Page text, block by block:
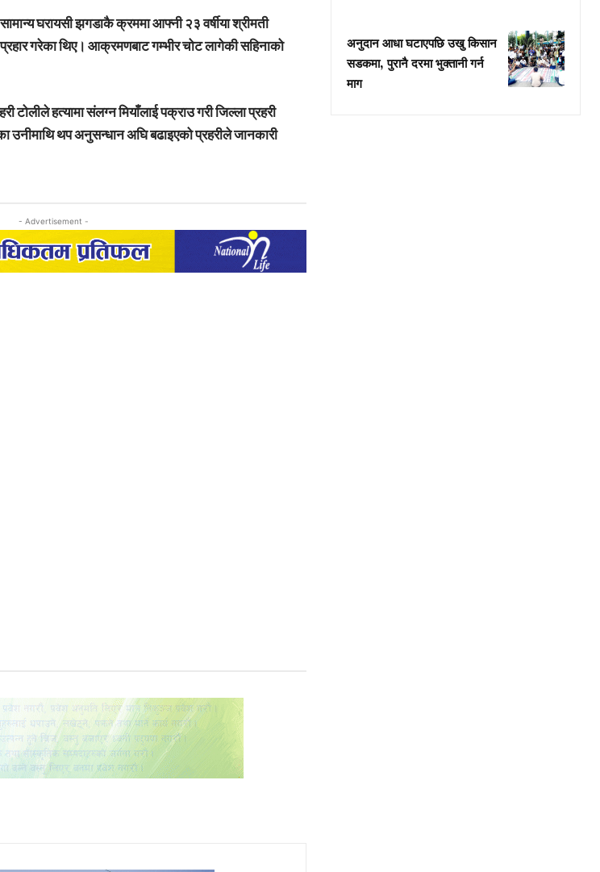
घरायसी झगडाकै क्रममा आफ्नी २३ वर्षीया श्रीमती
प्रहार गरेका थिए। आक्रमणबाट गम्भीर चोट लागेकी सहिनाको
टोलीले हत्यामा संलग्न मियाँलाई पक्राउ गरी जिल्ला प्रहरी
उनीमाथि थप अनुसन्धान अघि बढाइएको प्रहरीले जानकारी
- Advertisement -
अनुदान आधा घटाएपछि उखु किसान
सडकमा, पुरानै दरमा भुक्तानी गर्न
माग